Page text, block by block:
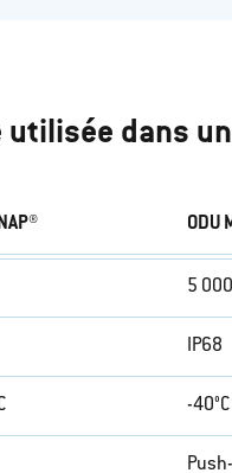
dans
ODU
5 000
IP68
-